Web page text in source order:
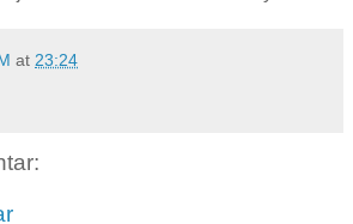
at 23:24